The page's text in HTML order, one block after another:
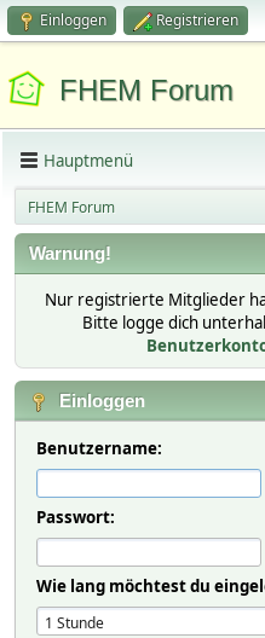
Einloggen Registrieren
FHEM Forum
Hauptmenü
FHEM Forum
Warnung!
Nur registrierte Mitglieder
Bitte logge dich
Einloggen
Benutzername:
Passwort:
Wie lang möchtest du